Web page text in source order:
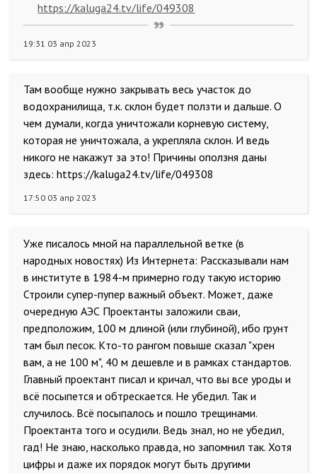
https://kaluga24.tv/life/049308
19:31 03 апр 2023
Там вообще нужно закрывать весь участок до
водохранилища, т.к. склон будет ползти и дальше. О
чем думали, когда уничтожали корневую систему,
которая не уничтожала, а укрепляла склон. И ведь
никого не накажут за это! Причины оползня даны
здесь: https://kaluga24.tv/life/049308
17:50 03 апр 2023
Уже писалось мной на параллельной ветке (в
народных новостях) Из Интернета: Рассказывали нам
в институте в 1984-м примерно году такую историю
Строили супер-пупер важный объект. Может, даже
очередную АЭС Проектанты заложили сваи,
предположим, 100 м длиной (или глубиной), ибо грунт
там был песок. Кто-то рангом повыше сказал "хрен
вам, а не 100 м", 40 м дешевле и в рамках стандартов.
Главный проектант писал и кричал, что вы все уроды и
всё посыпется и обтрескается. Не убедил. Так и
случилось. Всё посыпалось и пошло трещинами.
Проектанта того и осудили. Ведь знал, но не убедил,
гад! Не знаю, насколько правда, но запомнил так. Хотя
цифры и даже их порядок могут быть другими